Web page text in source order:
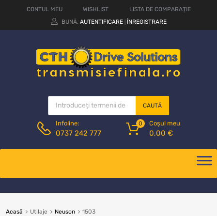
CONTUL MEU WISHLIST
LISTA DE COMPARAȚIE
BUNĂ. AUTENTIFICARE ÎNREGISTRARE
CAUTĂ
Infoline:
0737 242 777
Coșul meu
0,00 €
0
Acasă Utilaje Neuson 1503